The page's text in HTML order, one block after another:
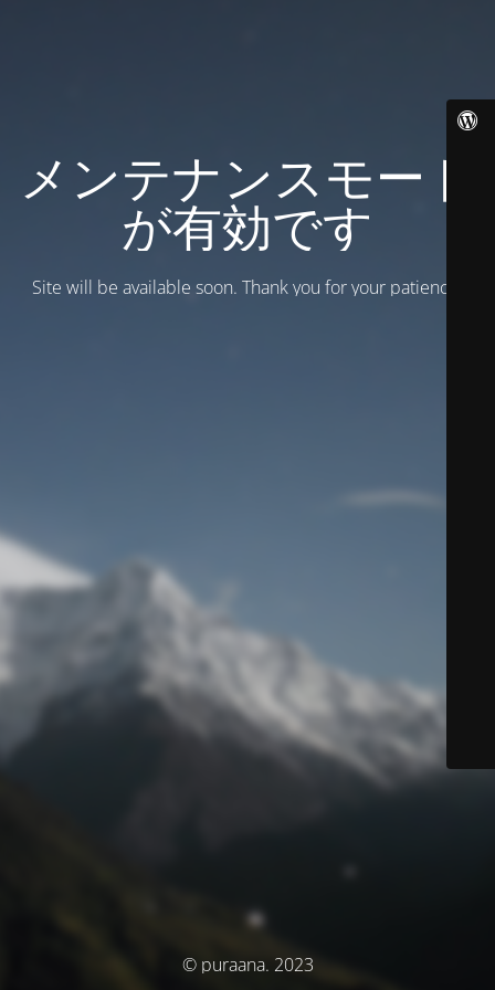
メンテナンスモード
が有効です
Site will be available soon. Thank you for your patience!
© puraana. 2023